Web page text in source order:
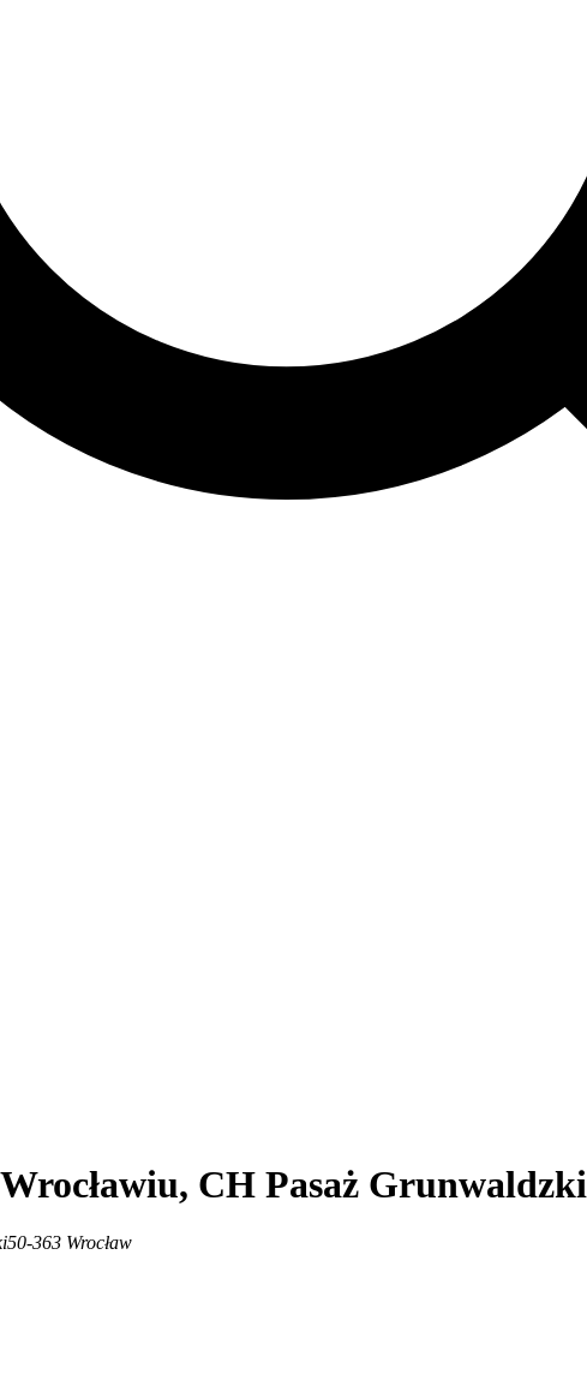
CH Pasaż Grunwaldzki
50-363 Wrocław